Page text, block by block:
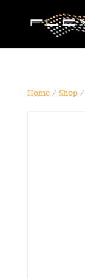
Home/ Shop/